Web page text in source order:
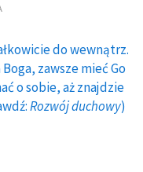
do wewnątrz.
zawsze mieć Go
o sobie, aż znajdzie
Rozwój duchowy)